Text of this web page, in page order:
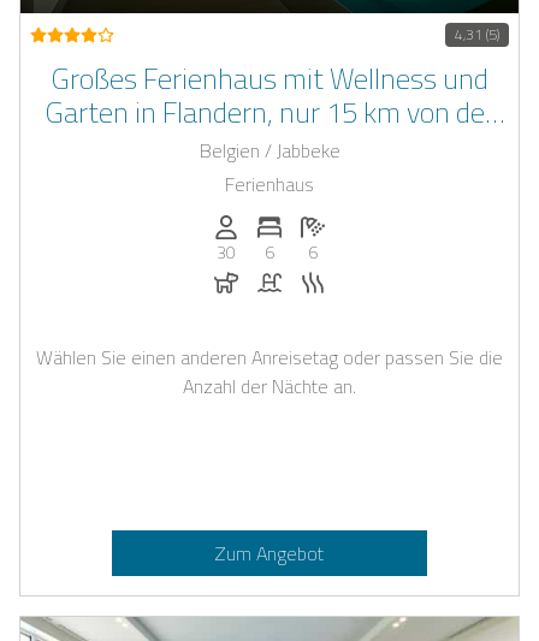
4,31 (5)
Großes Ferienhaus mit Wellness und
Garten in Flandern, nur 15 km von der
belgischen Küste entfernt
Belgien / Jabbeke
Ferienhaus
Anzahl der Personen: 30
30
Anzahl der Schlafzimmer: 6
6
Anzahl der Badezimmer: 6
6
Hunde erlaubt
Pool
Wählen Sie einen anderen Anreisetag oder passen Sie die
Anzahl der Nächte an.
Zum Angebot